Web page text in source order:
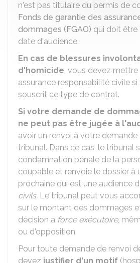
n'est pas titulaire du permis de
Fonds de garantie des
dommages (FGAO) qui doit
date d'audience.
En cas de blessures
d'homicide, vous devez
assurance responsabilité civile
souscrit ce type de contrat.
Si votre demande de
ne peut pas être jugée à
avoir un renvoi à votre
tribunal. Dans ce cas, le tribunal
condamnation pénale de la
coupable et renvoie le dossier à
prochaine qui est une audience
civils. Le tribunal peut vous
sur le montant des dommages
décision a force exécutoire,
ou d'opposition.
Pour toute demande de renvoi
devez justifier d'un motif